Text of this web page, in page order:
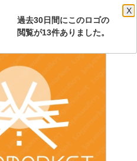
過去30日間にこのロゴの
X
閲覧が13件ありました。